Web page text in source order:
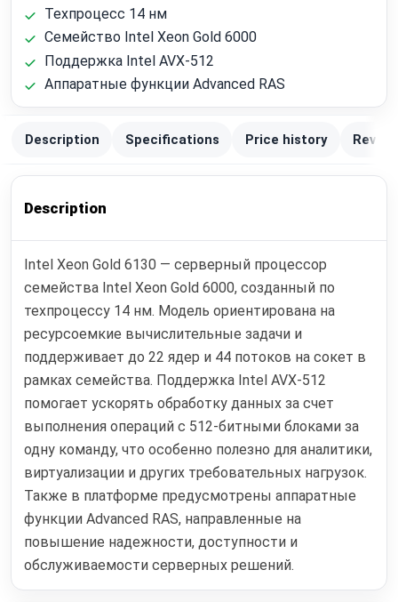
Техпроцесс 14 нм
Семейство Intel Xeon Gold 6000
Поддержка Intel AVX-512
Аппаратные функции Advanced RAS
Description Specifications Price history
Description
Intel Xeon Gold 6130 — серверный процессор
семейства Intel Xeon Gold 6000, созданный по
техпроцессу 14 нм. Модель ориентирована на
ресурсоемкие вычислительные задачи и
поддерживает до 22 ядер и 44 потоков на сокет в
рамках семейства. Поддержка Intel AVX-512
помогает ускорять обработку данных за счет
выполнения операций с 512-битными блоками за
одну команду, что особенно полезно для аналитики,
виртуализации и других требовательных нагрузок.
Также в платформе предусмотрены аппаратные
функции Advanced RAS, направленные на
повышение надежности, доступности и
обслуживаемости серверных решений.